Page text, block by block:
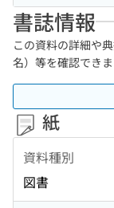
書誌情報
この資料の詳細や
名）等を確認できま
紙
資料種別
図書